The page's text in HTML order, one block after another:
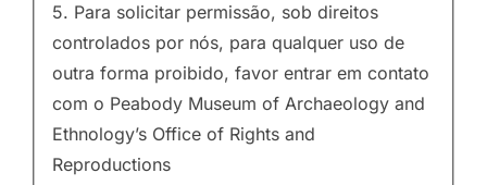
5. Para solicitar permissão, sob direitos
controlados por nós, para qualquer uso de
outra forma proibido, favor entrar em contato
com o Peabody Museum of Archaeology and
Ethnology’s Office of Rights and
Reproductions